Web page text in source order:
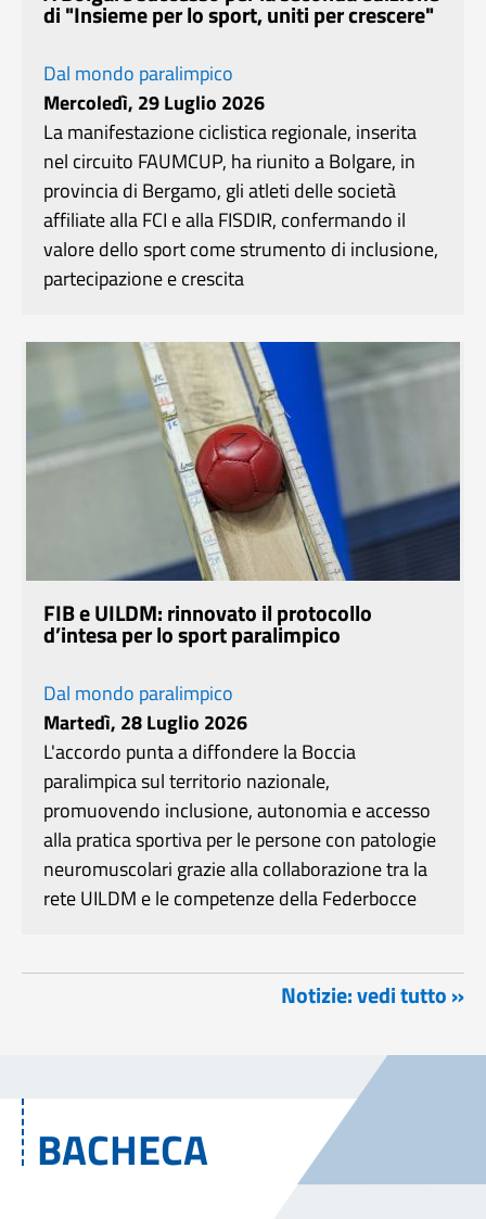
di "Insieme per lo sport, uniti per crescere"
Dal mondo paralimpico
Mercoledì, 29 Luglio 2026
La manifestazione ciclistica regionale, inserita
nel circuito FAUMCUP, ha riunito a Bolgare, in
provincia di Bergamo, gli atleti delle società
affiliate alla FCI e alla FISDIR, confermando il
valore dello sport come strumento di inclusione,
partecipazione e crescita
FIB e UILDM: rinnovato il protocollo
d’intesa per lo sport paralimpico
Dal mondo paralimpico
Martedì, 28 Luglio 2026
L'accordo punta a diffondere la Boccia
paralimpica sul territorio nazionale,
promuovendo inclusione, autonomia e accesso
alla pratica sportiva per le persone con patologie
neuromuscolari grazie alla collaborazione tra la
rete UILDM e le competenze della Federbocce
Notizie: vedi tutto »
BACHECA